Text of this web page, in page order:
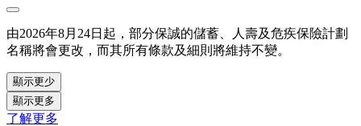
由2026年8月24日起，部分保誠的儲蓄、人壽及危疾保險計劃
名稱將會更改，而其所有條款及細則將維持不變。
顯示更少
顯示更多
了解更多